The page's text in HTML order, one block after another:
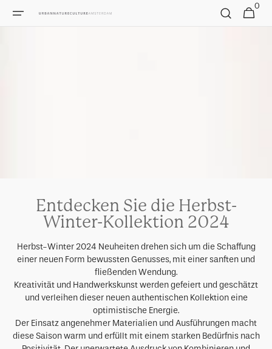
zum
Warenkorb
0
0
Artikel
Entdecken Sie die Herbst-
Winter-Kollektion 2024
Herbst-Winter 2024 Neuheiten drehen sich um die Schaffung
einer neuen Form bewussten Genusses, mit einer sanften und
fließenden Wendung.
Kreativität und Handwerkskunst werden gefeiert und geschätzt
und verleihen dieser neuen authentischen Kollektion eine
optimistische Energie.
Der Einsatz angenehmer Materialien und Ausführungen macht
diese Saison warm und erfüllt mit einem starken Bedürfnis nach